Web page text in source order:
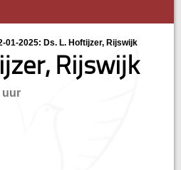
01-2025: Ds. L. Hoftijzer, Rijswijk
Rijswijk
uur